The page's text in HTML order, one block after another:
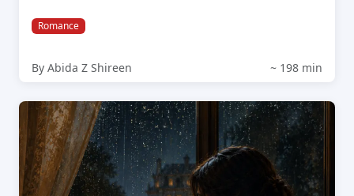
Romance
By Abida Z Shireen ~ 198 min